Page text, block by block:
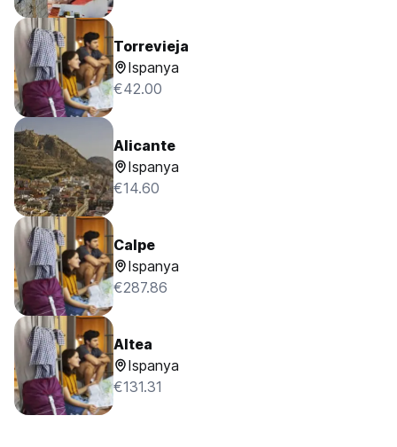
Torrevieja
Ispanya
€42.00
Alicante
Ispanya
€14.60
Calpe
Ispanya
€287.86
Altea
Ispanya
€131.31